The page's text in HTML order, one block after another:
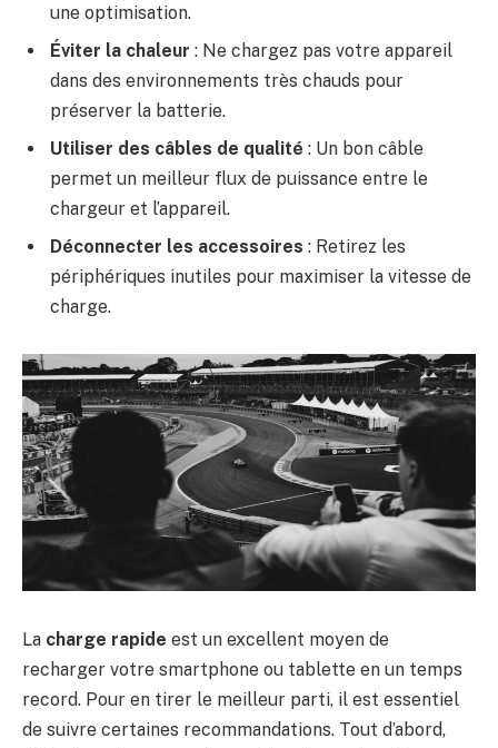
une optimisation.
Éviter la chaleur : Ne chargez pas votre appareil
dans des environnements très chauds pour
préserver la batterie.
Utiliser des câbles de qualité : Un bon câble
permet un meilleur flux de puissance entre le
chargeur et l’appareil.
Déconnecter les accessoires : Retirez les
périphériques inutiles pour maximiser la vitesse de
charge.
La charge rapide est un excellent moyen de
recharger votre smartphone ou tablette en un temps
record. Pour en tirer le meilleur parti, il est essentiel
de suivre certaines recommandations. Tout d’abord,